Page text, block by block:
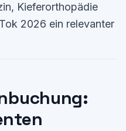
Kieferorthopädie
2026 ein relevanter